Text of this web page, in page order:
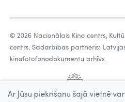
© 2026 Nacionālais Kino centrs,
centrs. Sadarbības partneris:
kinofotofonodokumentu arhīvs.
Ar Jūsu piekrišanu šajā vietnē